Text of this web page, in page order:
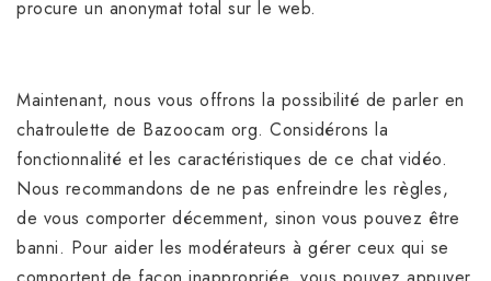
procure un anonymat total sur le web.
Maintenant, nous vous offrons la possibilité de parler en
chatroulette de Bazoocam org. Considérons la
fonctionnalité et les caractéristiques de ce chat vidéo.
Nous recommandons de ne pas enfreindre les règles,
de vous comporter décemment, sinon vous pouvez être
banni. Pour aider les modérateurs à gérer ceux qui se